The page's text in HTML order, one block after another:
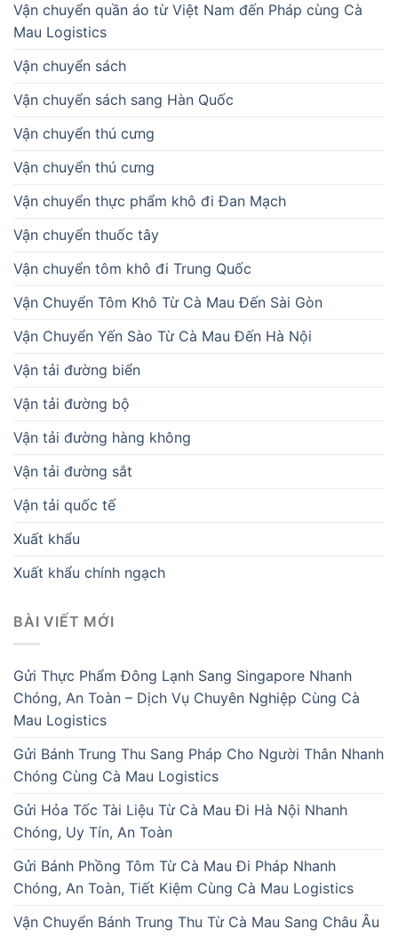
Vận chuyển quần áo từ Việt Nam đến Pháp cùng Cà
Mau Logistics
Vận chuyển sách
Vận chuyển sách sang Hàn Quốc
Vận chuyển thú cưng
Vận chuyển thú cưng
Vận chuyển thực phẩm khô đi Đan Mạch
Vận chuyển thuốc tây
Vận chuyển tôm khô đi Trung Quốc
Vận Chuyển Tôm Khô Từ Cà Mau Đến Sài Gòn
Vận Chuyển Yến Sào Từ Cà Mau Đến Hà Nội
Vận tải đường biển
Vận tải đường bộ
Vận tải đường hàng không
Vận tải đường sắt
Vận tải quốc tế
Xuất khẩu
Xuất khẩu chính ngạch
BÀI VIẾT MỚI
Gửi Thực Phẩm Đông Lạnh Sang Singapore Nhanh
Chóng, An Toàn – Dịch Vụ Chuyên Nghiệp Cùng Cà
Mau Logistics
Gửi Bánh Trung Thu Sang Pháp Cho Người Thân Nhanh
Chóng Cùng Cà Mau Logistics
Gửi Hỏa Tốc Tài Liệu Từ Cà Mau Đi Hà Nội Nhanh
Chóng, Uy Tín, An Toàn
Gửi Bánh Phồng Tôm Từ Cà Mau Đi Pháp Nhanh
Chóng, An Toàn, Tiết Kiệm Cùng Cà Mau Logistics
Vận Chuyển Bánh Trung Thu Từ Cà Mau Sang Châu Âu